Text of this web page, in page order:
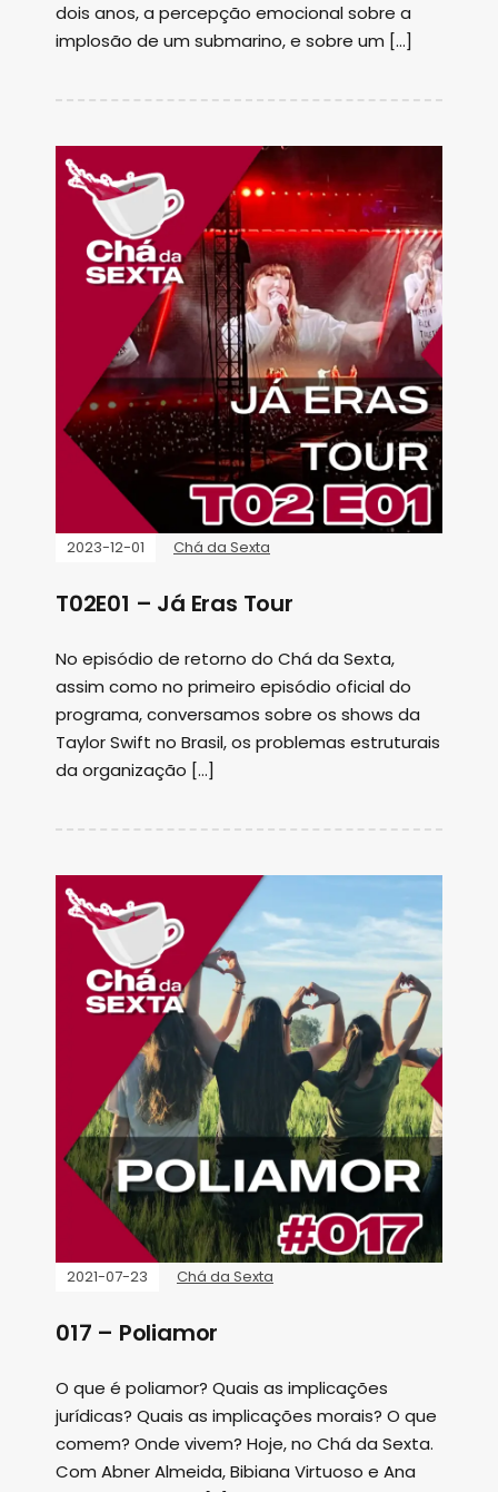
dois anos, a percepção emocional sobre a
implosão de um submarino, e sobre um […]
2023-12-01 Chá da Sexta
T02E01 – Já Eras Tour
No episódio de retorno do Chá da Sexta,
assim como no primeiro episódio oficial do
programa, conversamos sobre os shows da
Taylor Swift no Brasil, os problemas estruturais
da organização […]
2021-07-23 Chá da Sexta
017 – Poliamor
O que é poliamor? Quais as implicações
jurídicas? Quais as implicações morais? O que
comem? Onde vivem? Hoje, no Chá da Sexta.
Com Abner Almeida, Bibiana Virtuoso e Ana